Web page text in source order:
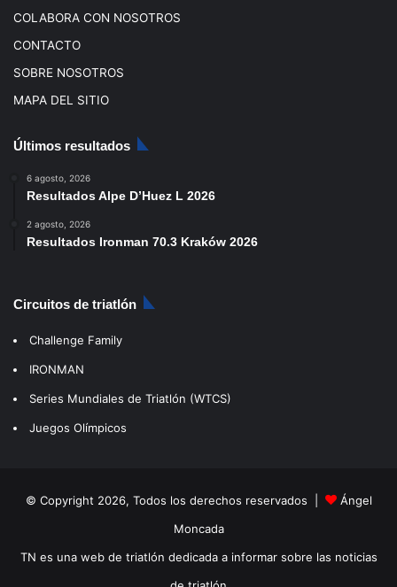
COLABORA CON NOSOTROS
CONTACTO
SOBRE NOSOTROS
MAPA DEL SITIO
Últimos resultados
6 agosto, 2026
Resultados Alpe D’Huez L 2026
2 agosto, 2026
Resultados Ironman 70.3 Kraków 2026
Circuitos de triatlón
Challenge Family
IRONMAN
Series Mundiales de Triatlón (WTCS)
Juegos Olímpicos
© Copyright 2026, Todos los derechos reservados |
Ángel
Moncada
TN es una web de triatlón dedicada a informar sobre las noticias